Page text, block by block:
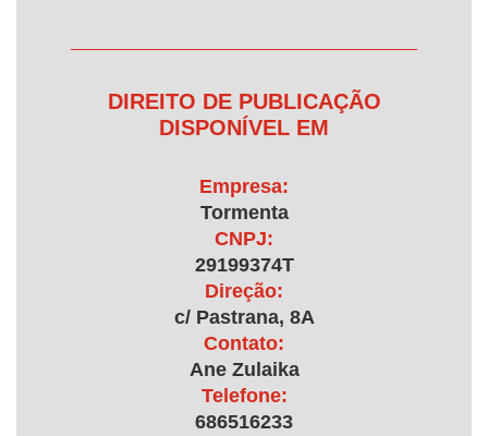
DIREITO DE PUBLICAÇÃO
DISPONÍVEL EM
Empresa:
Tormenta
CNPJ:
29199374T
Direção:
c/ Pastrana, 8A
Contato:
Ane Zulaika
Telefone:
686516233